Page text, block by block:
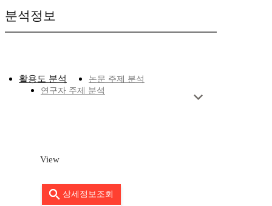
분석정보
활용도 분석
논문 주제 분석
연구자 주제 분석
View
상세정보조회